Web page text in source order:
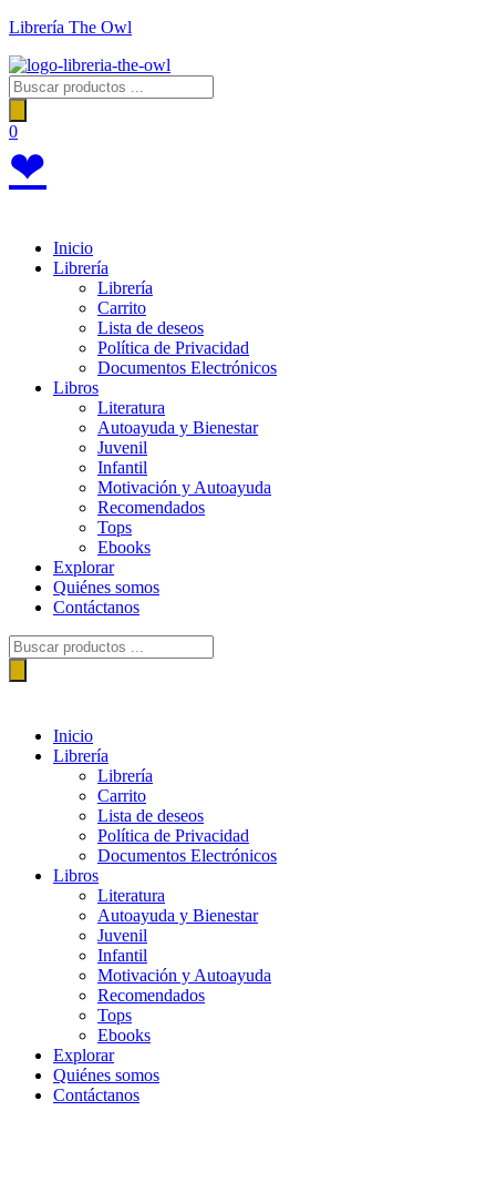
Saltar
contenido
Librería The Owl
Búsqueda
de
productos
0
❤
Inicio
Librería
Librería
Carrito
Lista de deseos
Política de Privacidad
Documentos Electrónicos
Libros
Literatura
Autoayuda y Bienestar
Juvenil
Infantil
Motivación y Autoayuda
Recomendados
Tops
Ebooks
Explorar
Quiénes somos
Contáctanos
Búsqueda
de
productos
Inicio
Librería
Librería
Carrito
Lista de deseos
Política de Privacidad
Documentos Electrónicos
Libros
Literatura
Autoayuda y Bienestar
Juvenil
Infantil
Motivación y Autoayuda
Recomendados
Tops
Ebooks
Explorar
Quiénes somos
Contáctanos